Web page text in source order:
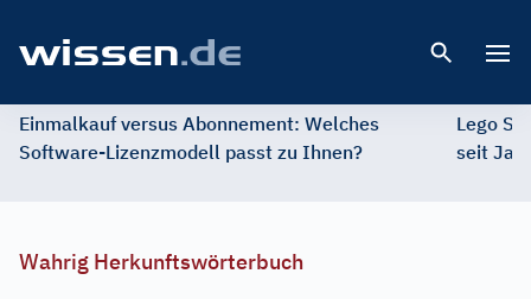
Einmalkauf versus Abonnement: Welches
Software-Lizenzmodell passt zu Ihnen?
Lego
seit
Wahrig Herkunftswörterbuch